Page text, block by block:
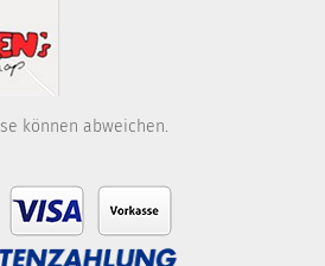
können abweichen.